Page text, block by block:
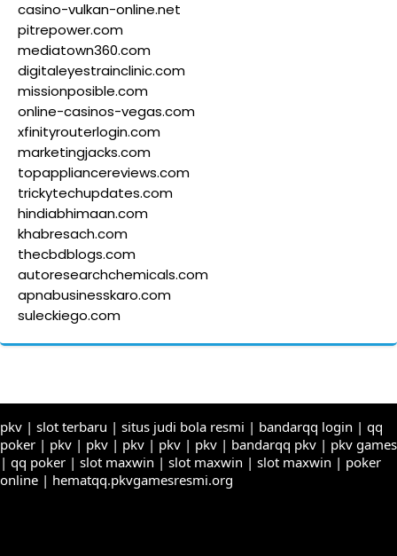
casino-vulkan-online.net
pitrepower.com
mediatown360.com
digitaleyestrainclinic.com
missionposible.com
online-casinos-vegas.com
xfinityrouterlogin.com
marketingjacks.com
topappliancereviews.com
trickytechupdates.com
hindiabhimaan.com
khabresach.com
thecbdblogs.com
autoresearchchemicals.com
apnabusinesskaro.com
suleckiego.com
pkv | slot terbaru | situs judi bola resmi | bandarqq login | qq
poker | pkv | pkv | pkv | pkv | pkv | bandarqq pkv | pkv games
| qq poker | slot maxwin | slot maxwin | slot maxwin | poker
online | hematqq.pkvgamesresmi.org